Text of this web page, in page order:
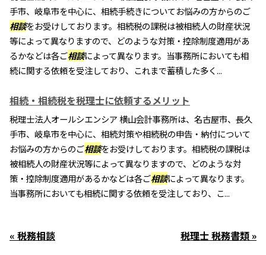
手市、岐阜市を中心に、相続手続きについてお悩みの方からのご
相談をお受けしております。相続税の課税は被相続人の財産状況
等によって異なりますので、どのような対策・控除制度適用があ
るかなどは各ご相談によって異なります。当事務所においても相
続に関する依頼を受注しており、これまで蓄積した多く...
相続・相続税を税理士に依頼するメリット
税理士法人オールシエンシア 横山会計事務所は、名古屋市、長久
手市、岐阜市を中心に、相続対策や相続税の申告・納付について
お悩みの方からのご相談をお受けしております。相続税の課税は
被相続人の財産状況等によって異なりますので、どのような対
策・控除制度適用があるかなどは各ご相談によって異なります。
当事務所においても相続に関する依頼を受注しており、こ...
« 税務相談
税理士 税務書類 »